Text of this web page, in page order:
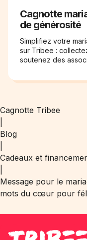
Cagnotte
de générosité
Simplifiez votre
sur Tribee :
soutenez des
Cagnotte Tribee
Blog
Cadeaux et
Message pour le
mots du cœur pour